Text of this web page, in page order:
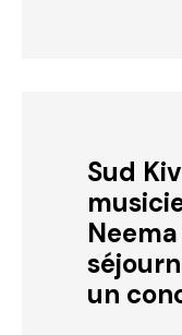
Sud
Neema
un